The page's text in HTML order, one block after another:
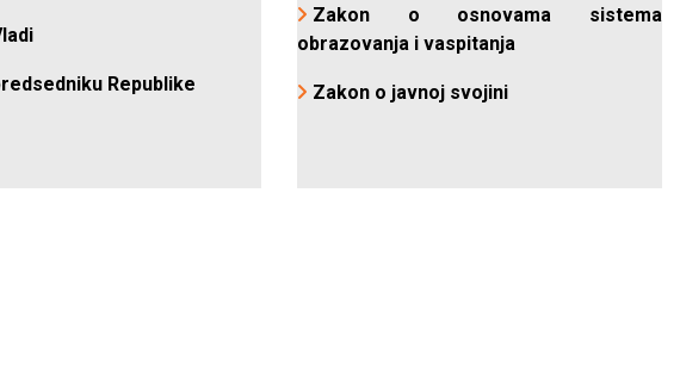
Republike
Zakon o osnovama sistema
obrazovanja i vaspitanja
Zakon o javnoj svojini